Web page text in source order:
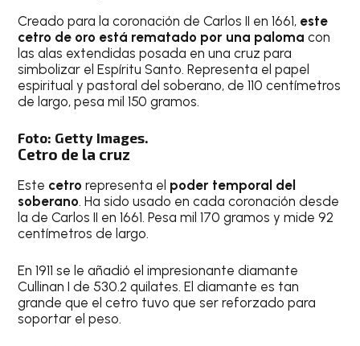
Creado para la coronación de Carlos II en 1661, este
cetro de oro está rematado por una paloma con
las alas extendidas posada en una cruz para
simbolizar el Espíritu Santo. Representa el papel
espiritual y pastoral del soberano, de 110 centímetros
de largo, pesa mil 150 gramos.
Foto: Getty Images.
Cetro de la cruz
Este cetrorepresenta el poder temporal del
soberano. Ha sido usado en cada coronación desde
la de Carlos II en 1661. Pesa mil 170 gramos y mide 92
centímetros de largo.
En 1911 se le añadió el impresionante diamante
Cullinan I de 530.2 quilates. El diamante es tan
grande que el cetro tuvo que ser reforzado para
soportar el peso.